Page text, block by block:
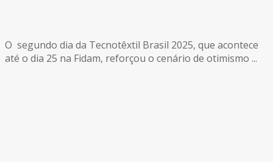
O segundo dia da Tecnotêxtil Brasil 2025, que acontece
até o dia 25 na Fidam, reforçou o cenário de otimismo ...